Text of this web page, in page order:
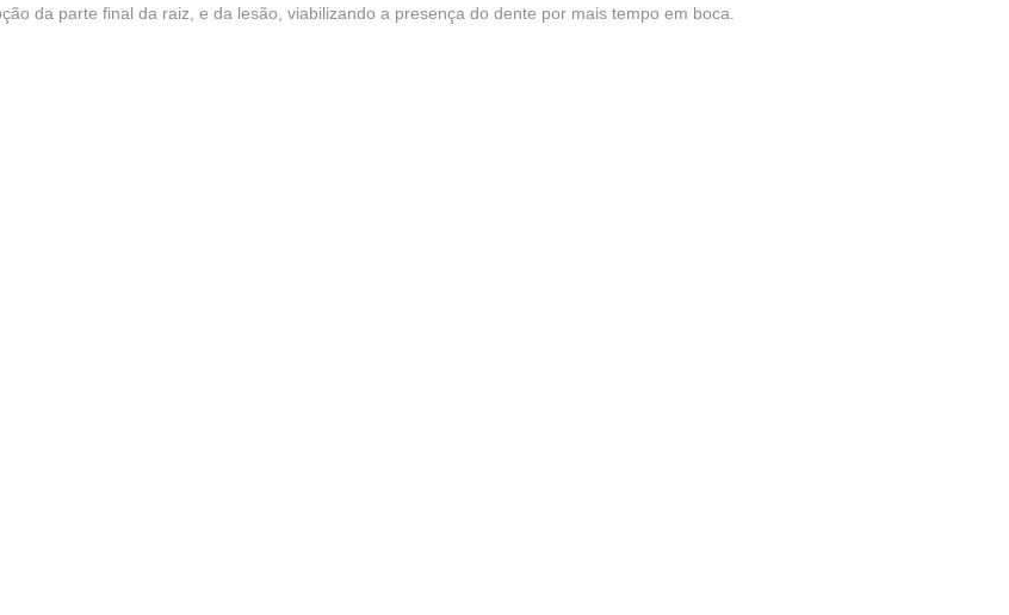
da parte final da raiz, e da lesão, viabilizando a presença do dente por mais tempo em boca.